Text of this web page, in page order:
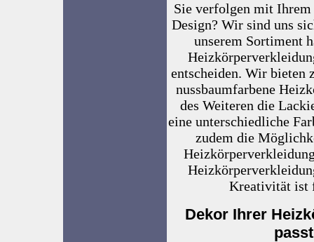
Sie verfolgen mit Ihrem
Design? Wir sind uns
unserem Sortiment
entscheiden. Wir bieten
nussbaumfarbene
des Weiteren die
eine unterschiedliche
zudem die
Kreativität ist
Dekor Ihrer